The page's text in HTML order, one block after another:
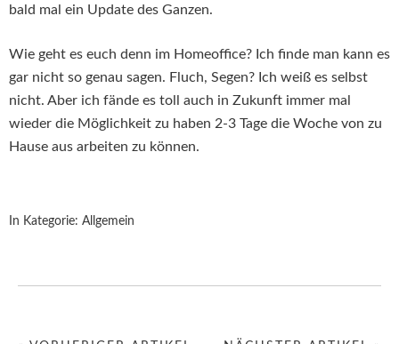
bald mal ein Update des Ganzen.
Wie geht es euch denn im Homeoffice? Ich finde man kann es
gar nicht so genau sagen. Fluch, Segen? Ich weiß es selbst
nicht. Aber ich fände es toll auch in Zukunft immer mal
wieder die Möglichkeit zu haben 2-3 Tage die Woche von zu
Hause aus arbeiten zu können.
In Kategorie: Allgemein